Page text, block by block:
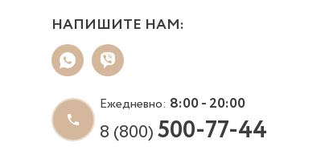
НАПИШИТЕ НАМ:
Ежедневно: 8:00 - 20:00
8 (800)500-77-44